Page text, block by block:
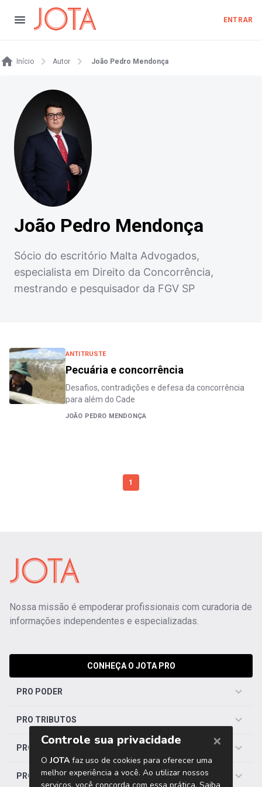
ENTRAR
Início Autor João Pedro Mendonça
João Pedro Mendonça
Sócio do escritório Malta Advogados,
especialista em Direito da Concorrência,
mestrando e pesquisador da FGV SP
ANTITRUSTE
Pecuária e concorrência
Desafios, contradições e defesa da concorrência
para além do Cade
JOÃO PEDRO MENDONÇA
1
Nossa missão é empoderar profissionais com curadoria de
informações independentes e especializadas.
CONHEÇA O JOTA PRO
PRO PODER
PRO TRIBUTOS
PRO TRABALHISTA
PRO SAÚDE